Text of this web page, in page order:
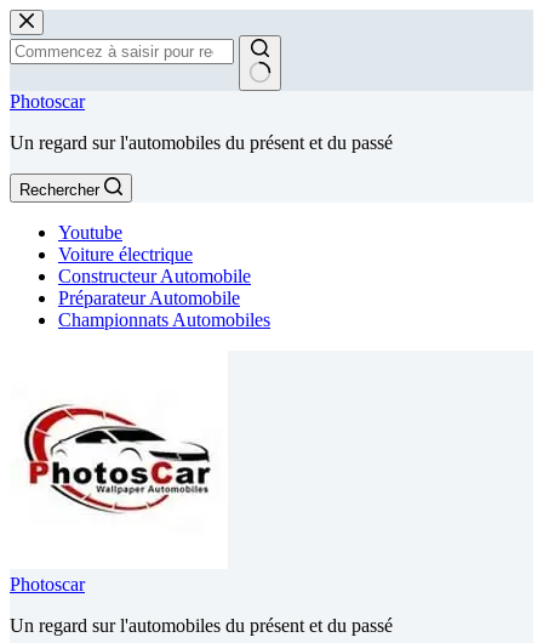
Passer
au
contenu
Aucun
Photoscar
Un regard sur l'automobiles du présent et du passé
Rechercher
Youtube
Voiture électrique
Constructeur Automobile
Préparateur Automobile
Championnats Automobiles
Photoscar
Un regard sur l'automobiles du présent et du passé